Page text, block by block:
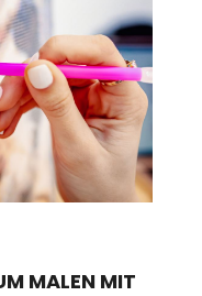
MALEN MIT